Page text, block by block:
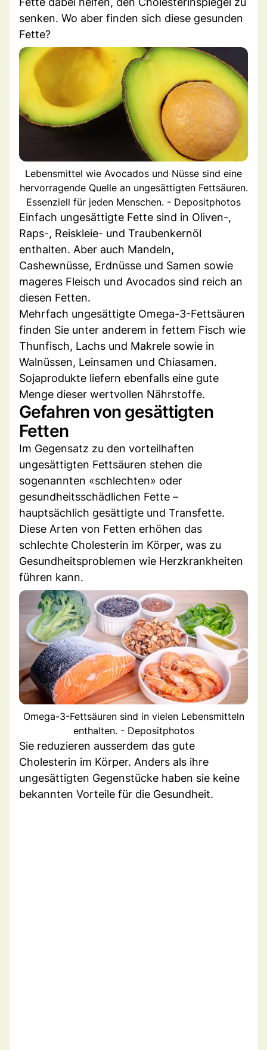
senken. Wo aber finden sich diese gesunden
Fette?
Lebensmittel wie Avocados und Nüsse sind eine
hervorragende Quelle an ungesättigten Fettsäuren.
Essenziell für jeden Menschen. - Depositphotos
Einfach ungesättigte Fette sind in Oliven-,
Raps-, Reiskleie- und Traubenkernöl
enthalten. Aber auch Mandeln,
Cashewnüsse, Erdnüsse und Samen sowie
mageres Fleisch und Avocados sind reich an
diesen Fetten.
Mehrfach ungesättigte Omega-3-Fettsäuren
finden Sie unter anderem in fettem Fisch wie
Thunfisch, Lachs und Makrele sowie in
Walnüssen, Leinsamen und Chiasamen.
Sojaprodukte liefern ebenfalls eine gute
Menge dieser wertvollen Nährstoffe.
Gefahren von gesättigten
Fetten
Im Gegensatz zu den vorteilhaften
ungesättigten Fettsäuren stehen die
sogenannten «schlechten» oder
gesundheitsschädlichen Fette –
hauptsächlich gesättigte und Transfette.
Diese Arten von Fetten erhöhen das
schlechte Cholesterin im Körper, was zu
Gesundheitsproblemen wie Herzkrankheiten
führen kann.
Omega-3-Fettsäuren sind in vielen Lebensmitteln
enthalten. - Depositphotos
Sie reduzieren ausserdem das gute
Cholesterin im Körper. Anders als ihre
ungesättigten Gegenstücke haben sie keine
bekannten Vorteile für die Gesundheit.